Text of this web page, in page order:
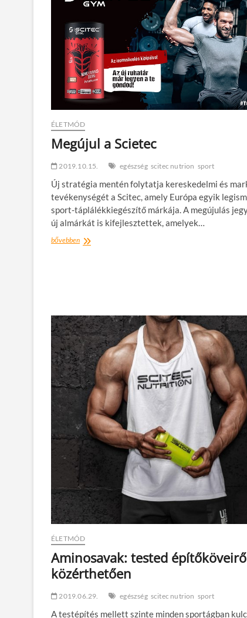
ÉLETMÓD
Megújul a Scietec
2019.10.15. egészség scitec nutrion sport
Új stratégia mentén folytatja kereskedelmi és
tevékenységét a Scitec, amely Európa egyik
sport-táplálékkiegészítő márkája. A megújulás
új almárkát is kifejlesztettek, amelyek…
bővebbenMegújul
ÉLETMÓD
Aminosavak: tested
közérthetően
2019.06.29. egészség scitec nutrion sport
A testépítés mellett szinte minden sportágban